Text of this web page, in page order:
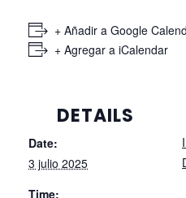
+ Añadir a Google
+ Agregar a iCalendar
DETAILS
Date:
3 julio 2025
Time: